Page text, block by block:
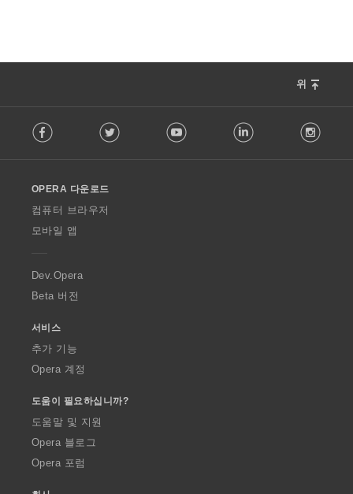
위
o
w
O
p
a
Facebook Twitter Youtube LinkedIn
OPERA 다운로드
컴퓨터 브라우저
모바일 앱
Dev.Opera
Beta 버전
서비스
추가 기능
Opera 계정
도움이 필요하십니까?
도움말 및 지원
Opera 블로그
Opera 포럼